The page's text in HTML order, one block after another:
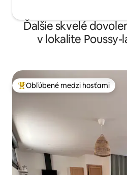
Ďalšie skvelé
v lokalite
Najobľúbenejšie medzi hosťami
Obľúbené medzi hosťami